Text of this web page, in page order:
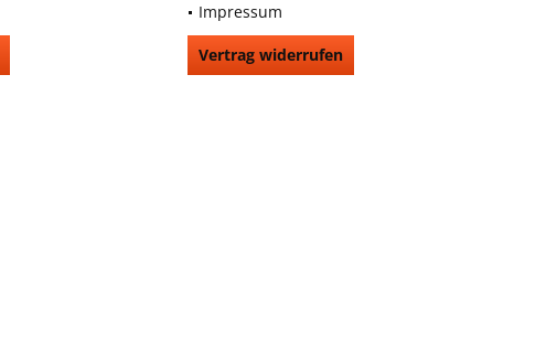
Impressum
Vertrag widerrufen